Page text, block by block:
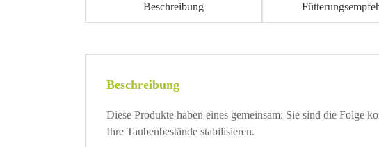
Beschreibung
Beschreibung
Diese Produkte haben eines gemeinsam: Sie sind die Folge
Ihre Taubenbestände stabilisieren.